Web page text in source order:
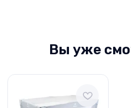
Вы уже